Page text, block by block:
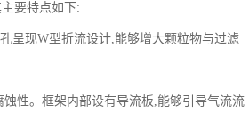
要特点如下:
呈现W型折流设计,能够增大颗粒物与过滤
性。框架内部设有导流板,能够引导气流流